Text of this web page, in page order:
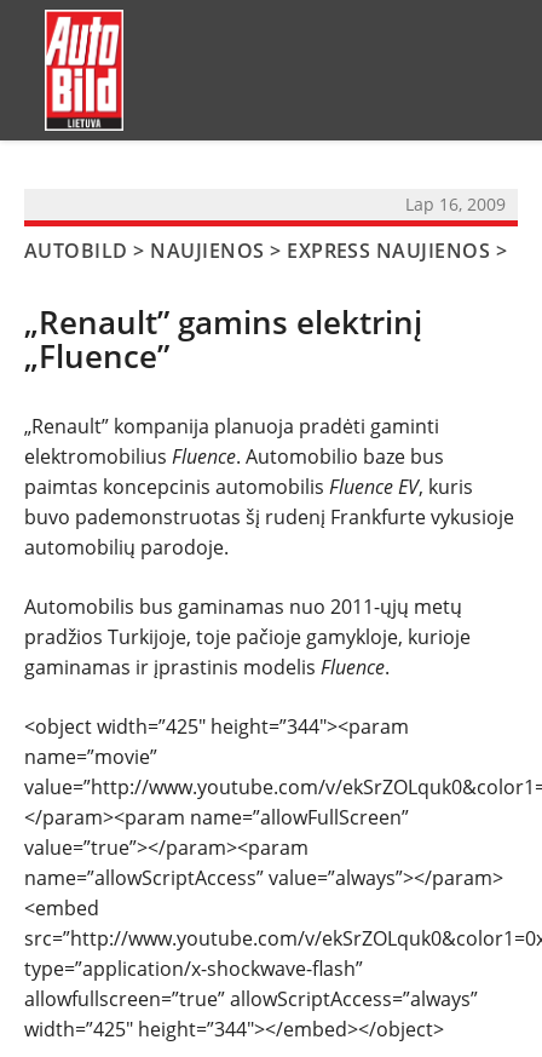
Lap 16, 2009
AUTOBILD > NAUJIENOS > EXPRESS NAUJIENOS >
„Renault” gamins elektrinį
„Fluence”
„Renault” kompanija planuoja pradėti gaminti
elektromobilius Fluence. Automobilio baze bus
paimtas koncepcinis automobilis Fluence EV, kuris
buvo pademonstruotas šį rudenį Frankfurte vykusioje
automobilių parodoje.
Automobilis bus gaminamas nuo 2011-ųjų metų
pradžios Turkijoje, toje pačioje gamykloje, kurioje
gaminamas ir įprastinis modelis Fluence.
<object width=”425″ height=”344″><param
name=”movie”
value=”http://www.youtube.com/v/
</param><param name=”allowFullScreen”
value=”true”></param><param
name=”allowScriptAccess” value=”always”></param>
<embed
src=”http://www.youtube.com/v/
type=”application/x-shockwave-flash”
allowfullscreen=”true” allowScriptAccess=”always”
width=”425″ height=”344″></embed></object>